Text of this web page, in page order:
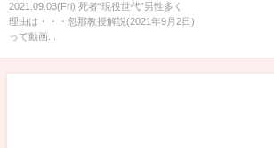
2021.09.03(Fri) 死者“現役世代”男性多く
理由は・・・忽那教授解説(2021年9月2日)
って動画...